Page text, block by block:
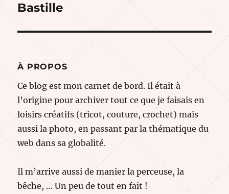
suivante :
Bastille
À PROPOS
Ce blog est mon carnet de bord. Il était à
l’origine pour archiver tout ce que je faisais en
loisirs créatifs (tricot, couture, crochet) mais
aussi la photo, en passant par la thématique du
web dans sa globalité.
Il m’arrive aussi de manier la perceuse, la
bêche, … Un peu de tout en fait !